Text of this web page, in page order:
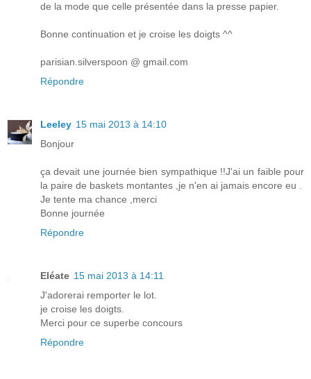
de la mode que celle présentée dans la presse papier.
Bonne continuation et je croise les doigts ^^
parisian.silverspoon @ gmail.com
Répondre
Leeley 15 mai 2013 à 14:10
Bonjour
ça devait une journée bien sympathique !!J'ai un faible pour
la paire de baskets montantes ,je n'en ai jamais encore eu .
Je tente ma chance ,merci
Bonne journée
Répondre
Eléate 15 mai 2013 à 14:11
J'adorerai remporter le lot.
je croise les doigts.
Merci pour ce superbe concours
Répondre